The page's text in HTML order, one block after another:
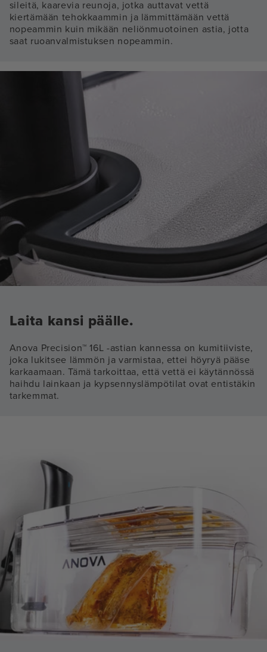
sileitä, kaarevia reunoja, jotka auttavat vettä
kiertämään tehokkaammin ja lämmittämään vettä
nopeammin kuin mikään neliönmuotoinen astia, jotta
saat ruoanvalmistuksen nopeammin.
Laita kansi päälle.
Anova Precision™ 16L -astian kannessa on kumitiiviste,
joka lukitsee lämmön ja varmistaa, ettei höyryä pääse
karkaamaan. Tämä tarkoittaa, että vettä ei käytännössä
haihdu lainkaan ja kypsennyslämpötilat ovat entistäkin
tarkemmat.